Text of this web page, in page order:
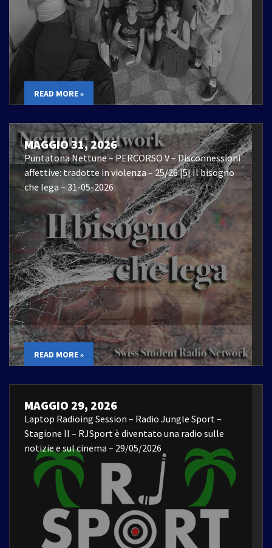
READ MORE »
MAGGIO 31, 2026
Puntatona Nettune – PERCORSO V – Disconnessioni
affettive: tradotte in violenza – 25/26 |5| Il bisogno
che lega – 31-05-2026
READ MORE »
MAGGIO 29, 2026
Laptop Radioing Session – Radio Jungle Sport –
Stagione II – RJSport è diventato una radio sulle
notizie e sul cinema – 29/05/2026